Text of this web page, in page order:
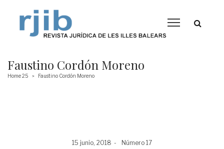
Faustino Cordón Moreno
Home 25 > Faustino Cordón Moreno
Posted
15 junio, 2018
Posted
Número 17